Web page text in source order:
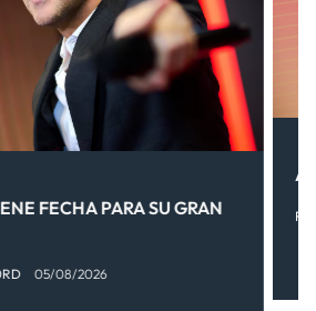
FECHA PARA SU GRAN
05/08/2026